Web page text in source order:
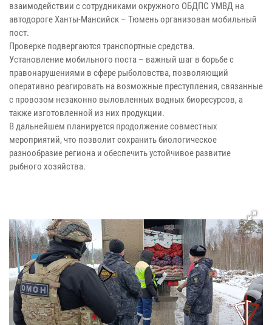
взаимодействии с сотрудниками окружного ОБДПС УМВД на
автодороге Ханты-Мансийск – Тюмень организован мобильный
пост.
Проверке подвергаются транспортные средства.
Установление мобильного поста – важный шаг в борьбе с
правонарушениями в сфере рыболовства, позволяющий
оперативно реагировать на возможные преступления, связанные
с провозом незаконно выловленных водных биоресурсов, а
также изготовленной из них продукции.
В дальнейшем планируется продолжение совместных
мероприятий, что позволит сохранить биологическое
разнообразие региона и обеспечить устойчивое развитие
рыбного хозяйства.